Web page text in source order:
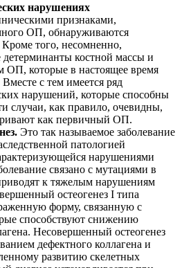
нарушениях
признаками,
ОП, обнаруживаются
того, несомненно,
детерминанты костной массы и
ОП, которые в настоящее время
с тем имеется ряд
нарушений, которые способны
случаи, как правило, очевидны,
как первичный ОП.
Это так называемое заболевание
патологией
нарушениями
связано с мутациями в
к тяжелым нарушениям
остеогенез I типа
форму, связанную с
способствуют снижению
Несовершенный остеогенез
дефектного коллагена и
развитию скелетных